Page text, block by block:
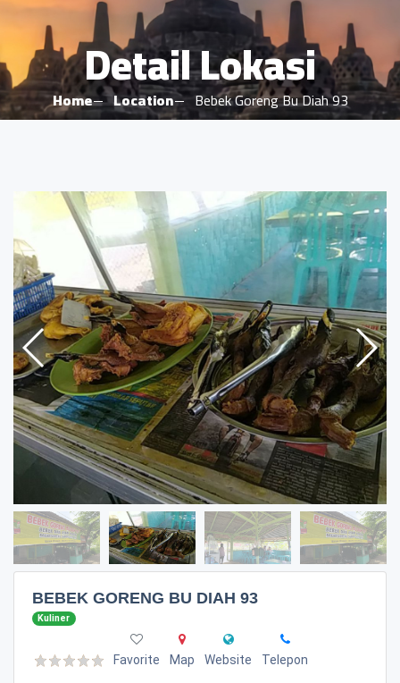
Detail Lokasi
Home Location Bebek Goreng Bu Diah 93
BEBEK GORENG BU DIAH 93
Kuliner
Favorite Map Website Telepon